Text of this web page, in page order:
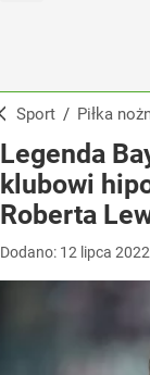
Sport / Piłka
Legenda
klubowi
Roberta
Dodano: 12 lipca 2022